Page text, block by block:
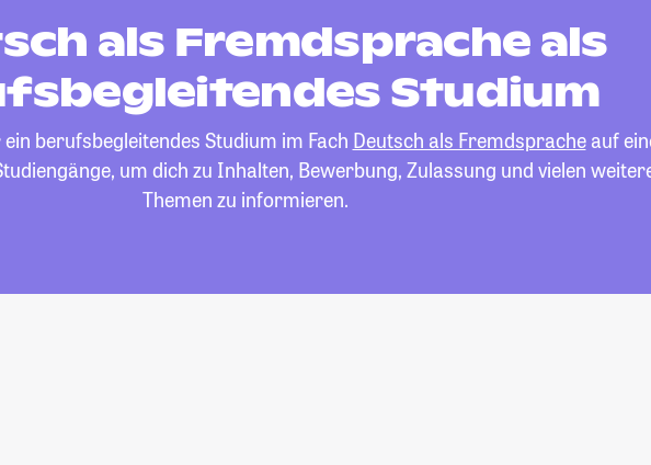
als Fremdsprache als
Studium
berufsbegleitendes Studium im Fach Deutsch als Fremdspracheauf
um dich zu Inhalten, Bewerbung, Zulassung und vielen
Themen zu informieren.